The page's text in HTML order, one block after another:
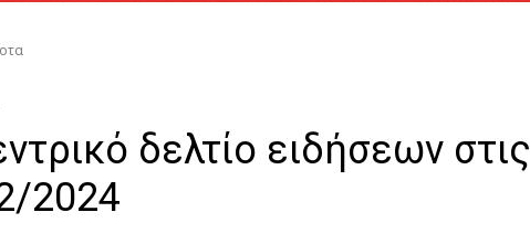
δελτίο ειδήσεων στις
2024